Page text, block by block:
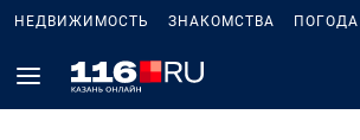
НЕДВИЖИМОСТЬ ЗНАКОМСТВА ПОГОДА